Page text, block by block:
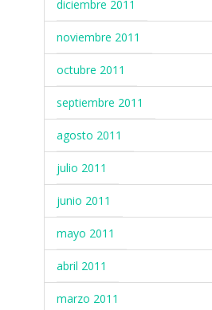
diciembre 2011
noviembre 2011
octubre 2011
septiembre 2011
agosto 2011
julio 2011
junio 2011
mayo 2011
abril 2011
marzo 2011